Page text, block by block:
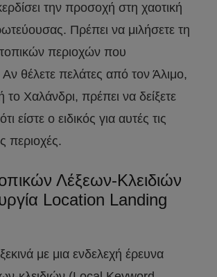
την προσοχή στη χαοτική
Πρέπει να μιλήσετε τη
περιοχών που
Αν θέλετε πελάτες από τον Άλιμο,
το Χαλάνδρι, πρέπει να δείξετε
είστε ο ειδικός για αυτές τις
περιοχές.
Λέξεων-Κλειδιών
Location Landing
με μια ενδελεχή έρευνα